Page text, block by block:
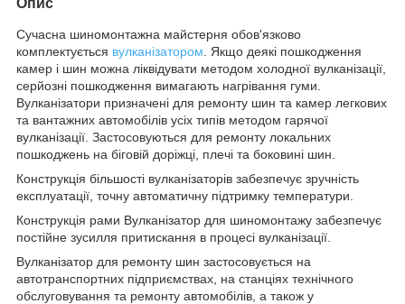
Сучасна шиномонтажна майстерня обов'язково
комплектується вулканізатором . Якщо деякі пошкодження
камер і шин можна ліквідувати методом холодної вулканізації,
серйозні пошкодження вимагають нагрівання гуми.
Вулканізатори призначені для ремонту шин та камер легкових
та вантажних автомобілів усіх типів методом гарячої
вулканізації. Застосовуються для ремонту локальних
пошкоджень на біговій доріжці, плечі та боковині шин.
Конструкція більшості вулканізаторів забезпечує зручність
експлуатації, точну автоматичну підтримку температури.
Конструкція рами Вулканізатор для шиномонтажу забезпечує
постійне зусилля притискання в процесі вулканізації.
Вулканізатор для ремонту шин застосовується на
автотранспортних підприємствах, на станціях технічного
обслуговування та ремонту автомобілів, а також у